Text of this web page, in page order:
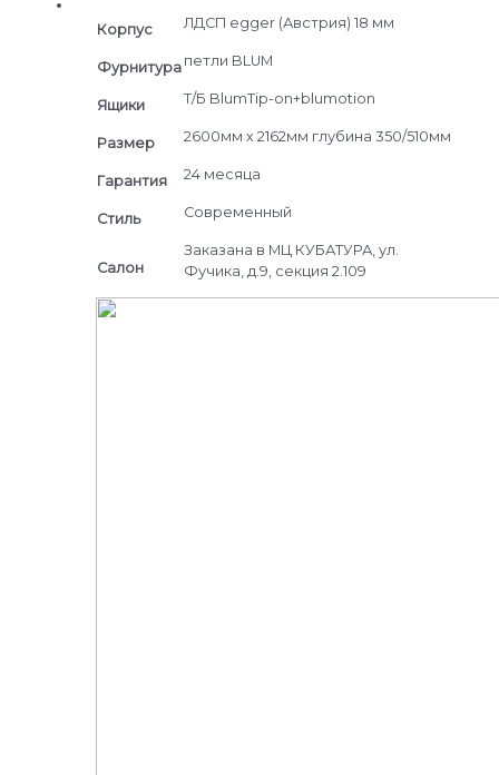
Корпус ЛДСП egger (Австрия) 18 мм
Фурнитура петли BLUM
Ящики Т/Б BlumTip-on+blumotion
Размер 2600мм х 2162мм глубина 350/510мм
Гарантия 24 месяца
Стиль Современный
Салон
Заказана в МЦ КУБАТУРА, ул.
Фучика, д.9, секция 2.109